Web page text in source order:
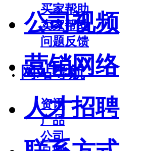
买家帮助
卖家帮助
问题反馈
网站导航
资讯
产品
公司
公司视频
营销网络
人才招聘